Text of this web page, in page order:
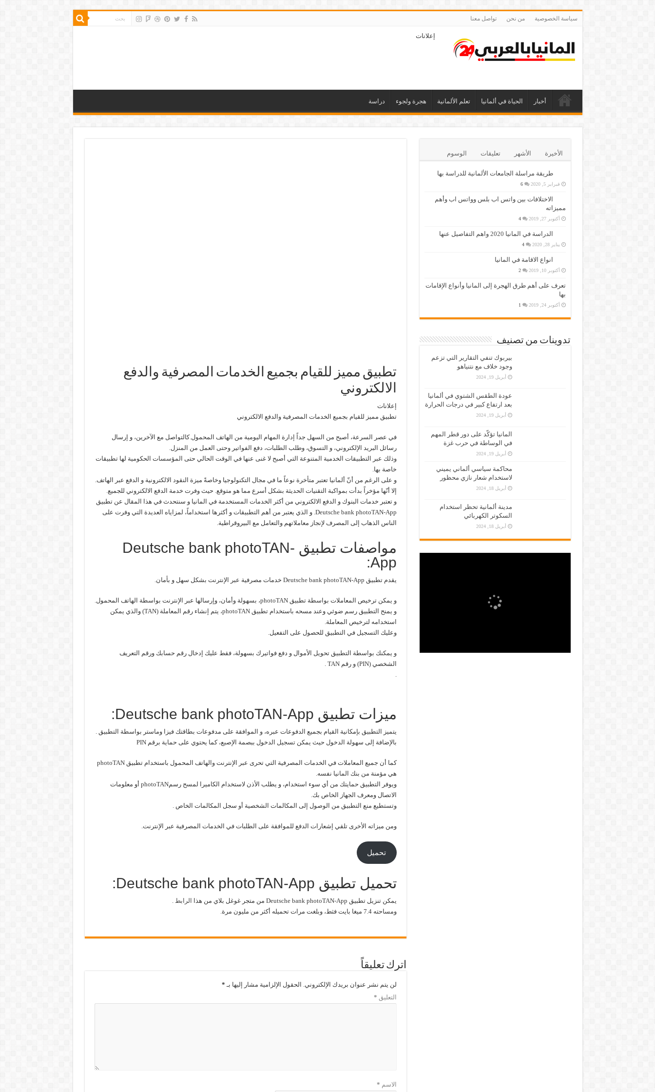
سياسة الخصوصية من نحن تواصل معنا
إعلانات
أخبار الحياة في ألمانيا تعلم الألمانية هجرة ولجوء دراسة
تطبيق مميز للقيام بجميع الخدمات المصرفية والدفع
الالكتروني
إعلانات
تطبيق مميز للقيام بجميع الخدمات المصرفية والدفع الالكتروني
في عصر السرعة، أصبح من السهل جداً إدارة المهام اليومية من الهاتف المحمول.كالتواصل مع الآخرين، و إرسال
رسائل البريد الإلكتروني، و التسوق، وطلب الطلبات، دفع الفواتير وحتى العمل من المنزل.
وذلك عبر التطبيقات الخدمية المتنوعة التي أصبح لا غنى عنها في الوقت الحالي حتى المؤسسات الحكومية لها تطبيقات
خاصة بها.
و على الرغم من أنّ ألمانيا تعتبر متأخرة نوعاً ما في مجال التكنولوجيا وخاصةً ميزة النقود الالكترونية و الدفع عبر الهاتف.
إلا أنّها مؤخراً بدأت بمواكبة التقنيات الحديثة بشكل أسرع مما هو متوقع. حيث وفرت خدمة الدفع الالكتروني للجميع.
و تعتبر خدمات البنوك و الدفع الالكتروني من أكثر الخدمات المستخدمة في المانيا و سنتحدث في هذا المقال عن تطبيق
Deutsche bank photoTAN-App. و الذي يعتبر من أهم التطبيقات و أكثرها استخداماً، لمزاياه العديدة التي وفرت على
الناس الذهاب إلى المصرف لإنجاز معاملاتهم والتعامل مع البيروقراطية.
مواصفات تطبيق Deutsche bank photoTAN-
App:
يقدم تطبيق Deutsche bank photoTAN-App خدمات مصرفية عبر الإنترنت بشكل سهل و بأمان.
و يمكن ترخيص المعاملات بواسطة تطبيق photoTAN، بسهولة وأمان، وإرسالها عبر الإنترنت بواسطة الهاتف المحمول.
و يمنح التطبيق رسم ضوئي وعند مسحه باستخدام تطبيق photoTAN، يتم إنشاء رقم المعاملة (TAN) والذي يمكن
استخدامه لترخيص المعاملة.
وعليك التسجيل في التطبيق للحصول على التفعيل.
و يمكنك بواسطة التطبيق تحويل الأموال و دفع فواتيرك بسهولة، فقط عليك إدخال رقم حسابك ورقم التعريف
الشخصي (PIN) و رقم TAN .
.
ميزات تطبيق Deutsche bank photoTAN-App:
يتميز التطبيق بإمكانية القيام بجميع الدفوعات عبره، و الموافقة على مدفوعات بطاقتك فيزا وماستر بواسطة التطبيق .
بالإضافة إلى سهولة الدخول حيث يمكن تسجيل الدخول ببصمة الإصبع، كما يحتوي على حماية برقم PIN
كما أن جميع المعاملات في الخدمات المصرفية التي تحرى عبر الإنترنت والهاتف المحمول باستخدام تطبيق photoTAN
هي مؤمنة من بنك المانيا نفسه.
ويوفر التطبيق حمايتك من أي سوء استخدام، و يطلب الأذن لاستخدام الكاميرا لمسح رسمphotoTAN أو معلومات
الاتصال ومعرف الجهاز الخاص بك.
وتستطيع منع التطبيق من الوصول إلى المكالمات الشخصية أو سجل المكالمات الخاص .
ومن ميزاته الأخرى تلقي إشعارات الدفع للموافقة على الطلبات في الخدمات المصرفية عبر الإنترنت.
تحميل
تحميل تطبيق Deutsche bank photoTAN-App:
يمكن تنزيل تطبيق Deutsche bank photoTAN-App من متجر غوغل بلاي من هذا الرابط
ومساحته 7.4 ميغا بايت فثط، وبلغت مرات تحميله أكثر من مليون مرة.
اترك تعليقاً
لن يتم نشر عنوان بريدك الإلكتروني. الحقول الإلزامية مشار إليها بـ *
التعليق *
الاسم *
الأخيرة الأشهر تعليقات الوسوم
طريقة مراسلة الجامعات الألمانية للدراسة بها
فبراير 5, 2020 6
الاختلافات بين واتس اب بلس وواتس اب وأهم
مميزاته
أكتوبر 27, 2019 4
الدراسة في المانيا 2020 واهم التفاصيل عنها
يناير 28, 2020 4
انواع الاقامة في المانيا
أكتوبر 10, 2019 2
تعرف على أهم طرق الهجرة إلى المانيا وأنواع الإقامات
بها
أكتوبر 24, 2019 1
تدوينات من تصنيف
بيربوك تنفي التقارير التي تزعم
وجود خلاف مع نتنياهو
أبريل 19, 2024
عودة الطقس الشتوي في ألمانيا
بعد ارتفاع كبير في درجات الحرارة
أبريل 19, 2024
المانيا تؤكّد على دور قطر المهم
في الوساطة في حرب غزة
أبريل 19, 2024
محاكمة سياسي ألماني يميني
لاستخدام شعار نازي محظور
أبريل 18, 2024
مدينة ألمانية تحظر استخدام
السكوتر الكهربائي
أبريل 18, 2024